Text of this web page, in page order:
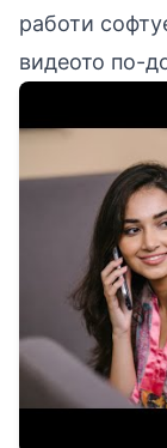
работи
видеото по-